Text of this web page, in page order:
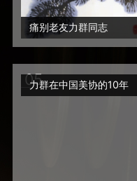
痛别老友力群同志
05
力群在中国美协的10年